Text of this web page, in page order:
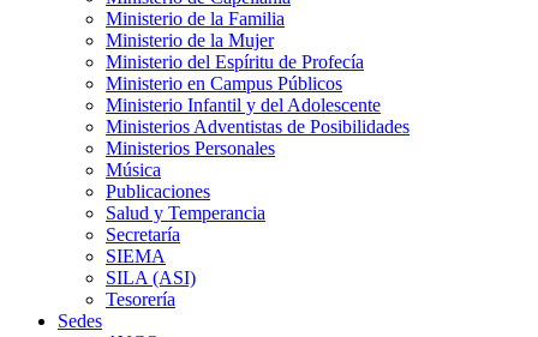
Ministerio de la Familia
Ministerio de la Mujer
Ministerio del Espíritu de Profecía
Ministerio en Campus Públicos
Ministerio Infantil y del Adolescente
Ministerios Adventistas de Posibilidades
Ministerios Personales
Música
Publicaciones
Salud y Temperancia
Secretaría
SIEMA
SILA (ASI)
Tesorería
Sedes